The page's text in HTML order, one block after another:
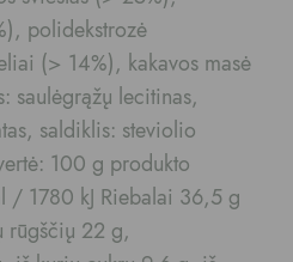
polidekstrozė
(> 14%), kakavos masė
saulėgrąžų lecitinas,
saldiklis: steviolio
100 g produkto
/ 1780 kJ Riebalai 36,5 g
rūgščių 22 g,